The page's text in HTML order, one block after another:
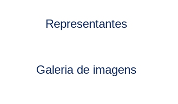
Representantes
Galeria de imagens